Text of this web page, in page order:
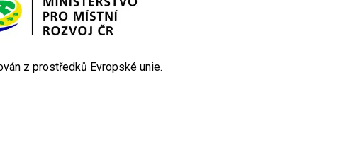
z prostředků Evropské unie.